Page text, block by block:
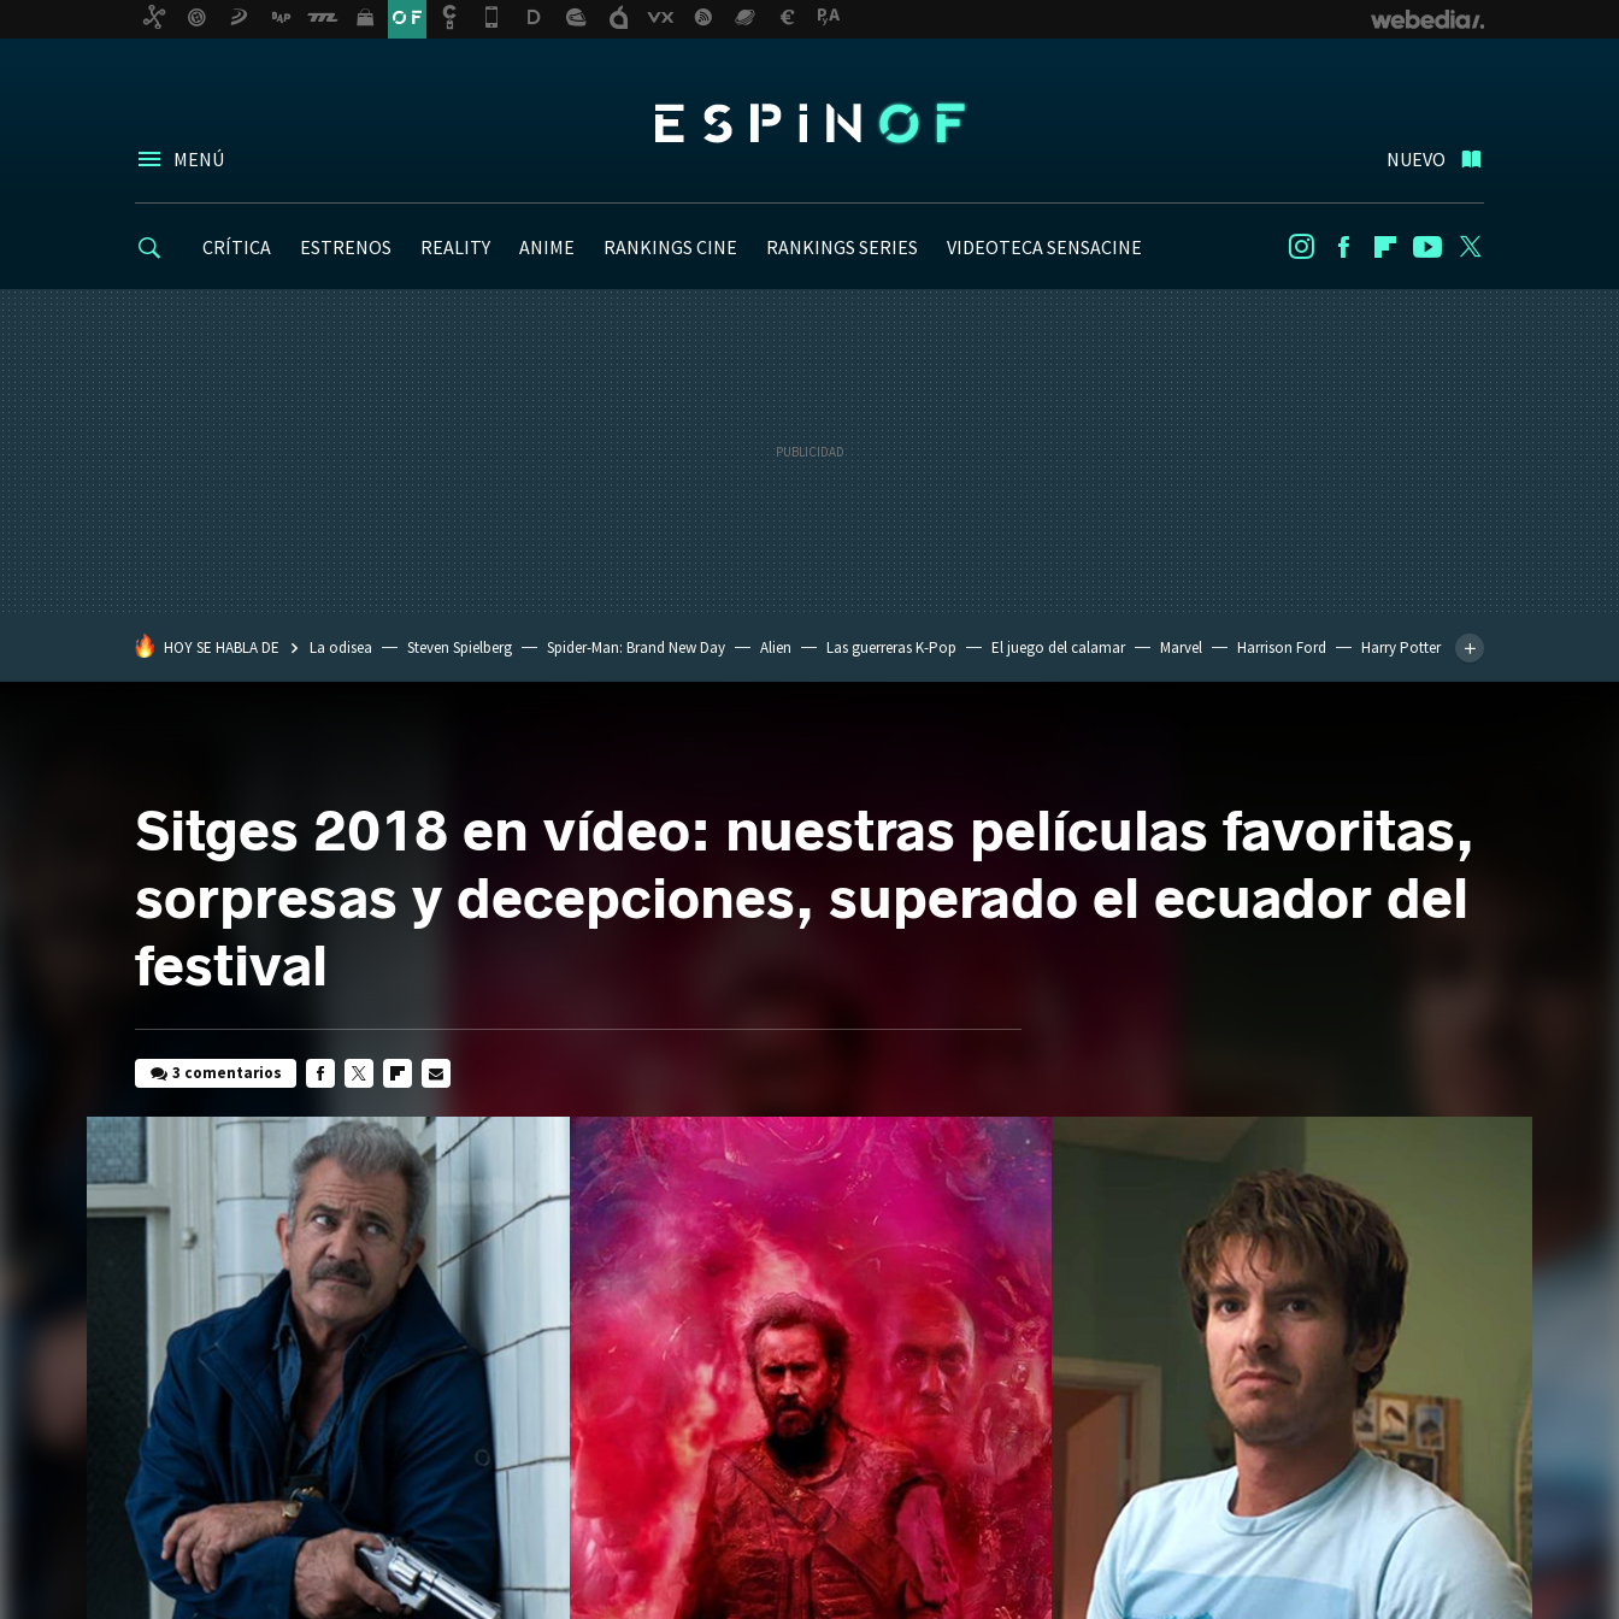
MENÚ NUEVO
CRÍTICA ESTRENOS REALITY ANIME RANKINGS CINE RANKINGS SERIES VIDEOTECA SENSACINE InstagramFacebookFlipboard
Youtube
HOY SE HABLA DE La odisea Steven Spielberg Spider-Man: Brand New Day Alien Las guerreras K-Pop El juego del calamar Marvel Harrison Ford
Harry Potter
Sitges 2018 en vídeo: nuestras películas favoritas,
sorpresas y decepciones, superado el ecuador del
festival
3 comentarios
MAIL